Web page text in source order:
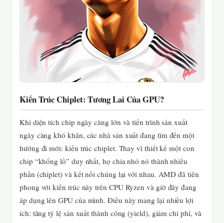
Kiến Trúc Chiplet: Tương Lai Của GPU?
Khi diện tích chip ngày càng lớn và tiến trình sản xuất
ngày càng khó khăn, các nhà sản xuất đang tìm đến một
hướng đi mới: kiến trúc chiplet. Thay vì thiết kế một con
chip “khổng lồ” duy nhất, họ chia nhỏ nó thành nhiều
phần (chiplet) và kết nối chúng lại với nhau. AMD đã tiên
phong với kiến trúc này trên CPU Ryzen và giờ đây đang
áp dụng lên GPU của mình. Điều này mang lại nhiều lợi
ích: tăng tỷ lệ sản xuất thành công (yield), giảm chi phí, và